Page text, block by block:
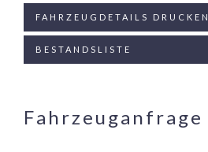
FAHRZEUGDETAILS DRUCKEN
BESTANDSLISTE
Fahrzeuganfrage